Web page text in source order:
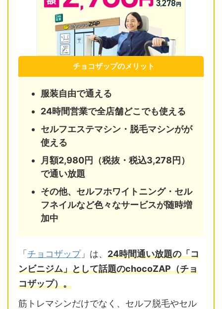
チョコザップのメリット
服装自由で通える
24時間営業で全店舗どこでも使える
セルフエステマシン・脱毛マシンがが
使える
月額2,980円（税抜・税込3,278円）
で通い放題
その他、セルフホワイトニング・セル
フネイルなど色々なサービスが随時増
加中
「 チョコザップ」は、 24時間通い放題の「コ
ンビニジム」として話題のchocoZAP（チョ
コザップ）。
筋トレマシンだけでなく、セルフ脱毛やセル